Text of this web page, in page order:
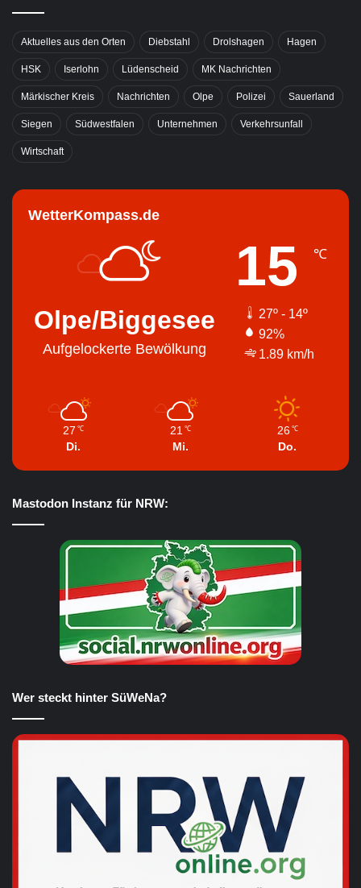
Aktuelles aus den Orten Diebstahl Drolshagen Hagen
HSK Iserlohn Lüdenscheid MK Nachrichten
Märkischer Kreis Nachrichten Olpe Polizei Sauerland
Siegen Südwestfalen Unternehmen Verkehrsunfall
Wirtschaft
WetterKompass.de
Olpe/Biggesee
Aufgelockerte Bewölkung
15 ℃
27º - 14º
92%
1.89 km/h
27 ℃
Di.
21 ℃
Mi.
26 ℃
Do.
Mastodon Instanz für NRW:
Wer steckt hinter SüWeNa?